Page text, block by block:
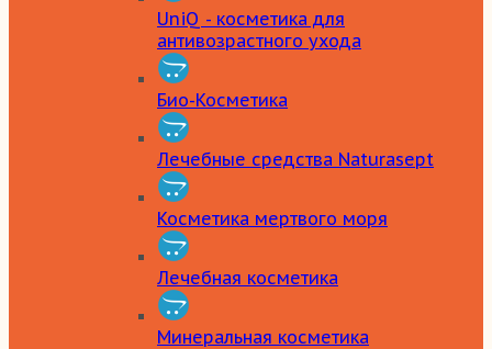
UniQ - косметика для
антивозрастного ухода
Био-Косметика
Лечебные средства Naturasept
Косметика мертвого моря
Лечебная косметика
Минеральная косметика